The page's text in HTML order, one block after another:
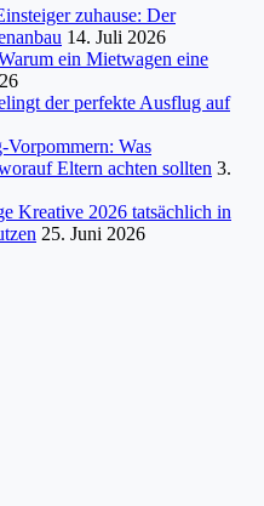
zuhause: Der
14. Juli 2026
ein Mietwagen eine
der perfekte Ausflug auf
Was
Eltern achten sollten 3.
Kreative 2026 tatsächlich in
25. Juni 2026